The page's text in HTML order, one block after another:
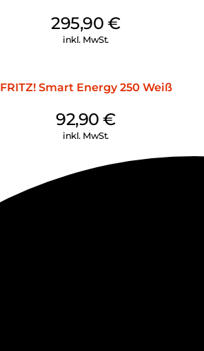
295,90€
inkl. MwSt.
FRITZ! Smart Energy 250 Weiß
92,90€
inkl. MwSt.